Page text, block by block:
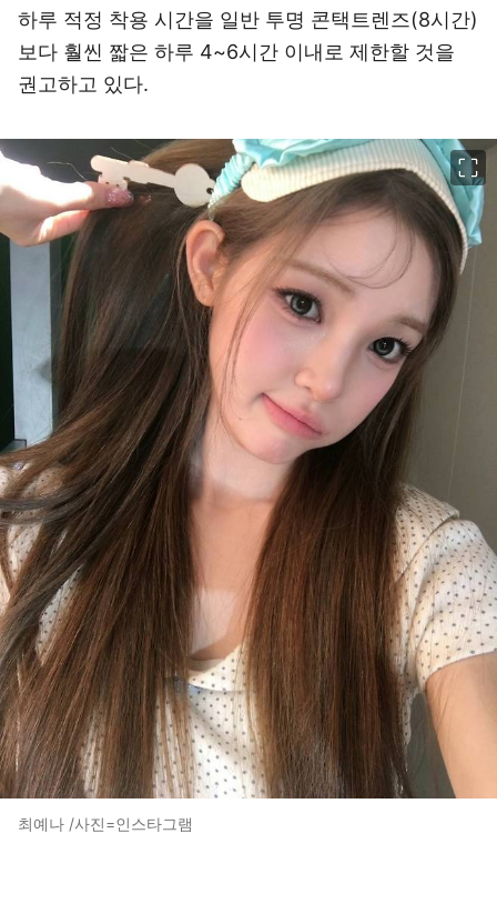
하루 적정 착용 시간을 일반 투명 콘택트렌즈(8시간)
보다 훨씬 짧은 하루 4~6시간 이내로 제한할 것을
권고하고 있다.
최예나 /사진=인스타그램